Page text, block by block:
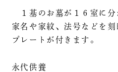
１基のお墓が１６室に分
家名や家紋、法号などを
プレートが付きます。
永代供養